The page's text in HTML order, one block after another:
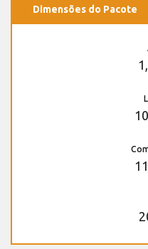
Dimensões do Pacote